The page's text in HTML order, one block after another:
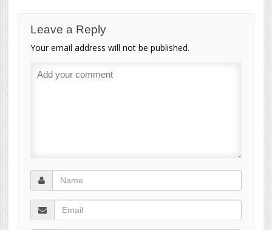
Leave a Reply
Your email address will not be published.